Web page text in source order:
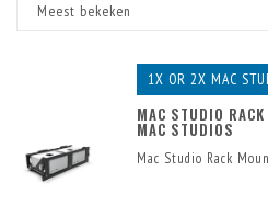
Meest bekeken
1X OR 2X MAC
MAC STUDIO
MAC STUDIOS
Mac Studio Rack